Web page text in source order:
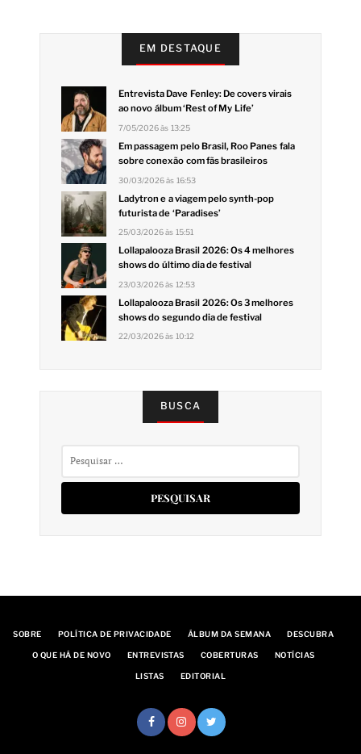
EM DESTAQUE
Entrevista Dave Fenley: De covers virais
ao novo álbum ‘Rest of My Life’
7/05/2026 às 13:25
Em passagem pelo Brasil, Roo Panes fala
sobre conexão com fãs brasileiros
30/03/2026 às 16:53
Ladytron e a viagem pelo synth-pop
futurista de ‘Paradises’
25/03/2026 às 15:51
Lollapalooza Brasil 2026: Os 4 melhores
shows do último dia de festival
23/03/2026 às 12:53
Lollapalooza Brasil 2026: Os 3 melhores
shows do segundo dia de festival
22/03/2026 às 10:12
BUSCA
SOBRE POLÍTICA DE PRIVACIDADE ÁLBUM DA SEMANA DESCUBRA
O QUE HÁ DE NOVO ENTREVISTAS COBERTURAS NOTÍCIAS
LISTAS EDITORIAL